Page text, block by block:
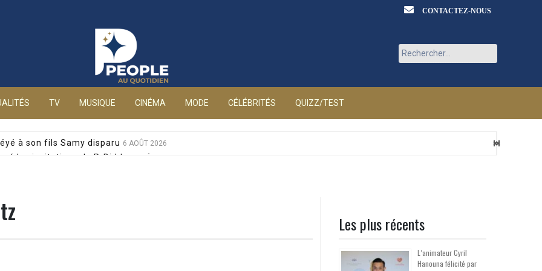
CONTACTEZ-NOUS
People au quotidien
Rechercher :
TV MUSIQUE CINÉMA MODE CÉLÉBRITÉS QUIZZ/TEST
à son fils Samy disparu 6 AOÛT 2026
les invitations de P. Diddy
pour sa santé, après un pari lancé par Giulia
Les plus récents
L’animateur Cyril
Hanouna félicité par